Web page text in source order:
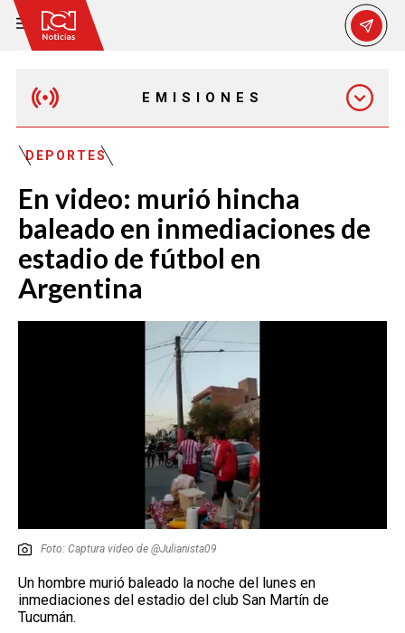
EMISIONES
EMISIÓN 7:00 PM
DEPORTES
En video: murió hincha
baleado en inmediaciones de
estadio de fútbol en
Argentina
Foto: Captura video de @Julianista09
Un hombre murió baleado la noche del lunes en
inmediaciones del estadio del club San Martín de
Tucumán.